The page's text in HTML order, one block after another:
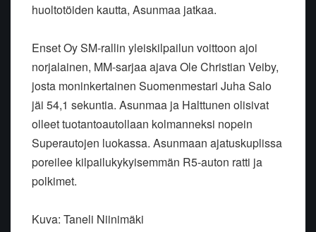
huoltotöiden kautta, Asunmaa jatkaa.
Enset Oy SM-rallin yleiskilpailun voittoon ajoi
norjalainen, MM-sarjaa ajava Ole Christian Veiby,
josta moninkertainen Suomenmestari Juha Salo
jäi 54,1 sekuntia. Asunmaa ja Halttunen olisivat
olleet tuotantoautollaan kolmanneksi nopein
Superautojen luokassa. Asunmaan ajatuskuplissa
poreilee kilpailukykyisemmän R5-auton ratti ja
polkimet.
Kuva: Taneli Niinimäki